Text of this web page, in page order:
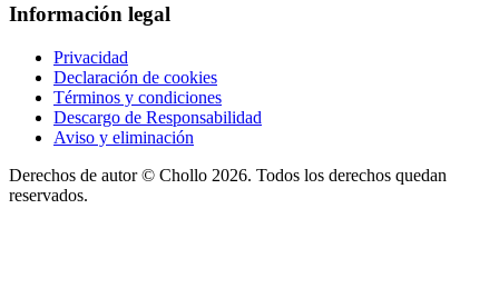
Información legal
Privacidad
Declaración de cookies
Términos y condiciones
Descargo de Responsabilidad
Aviso y eliminación
Derechos de autor © Chollo 2026. Todos los derechos quedan
reservados.